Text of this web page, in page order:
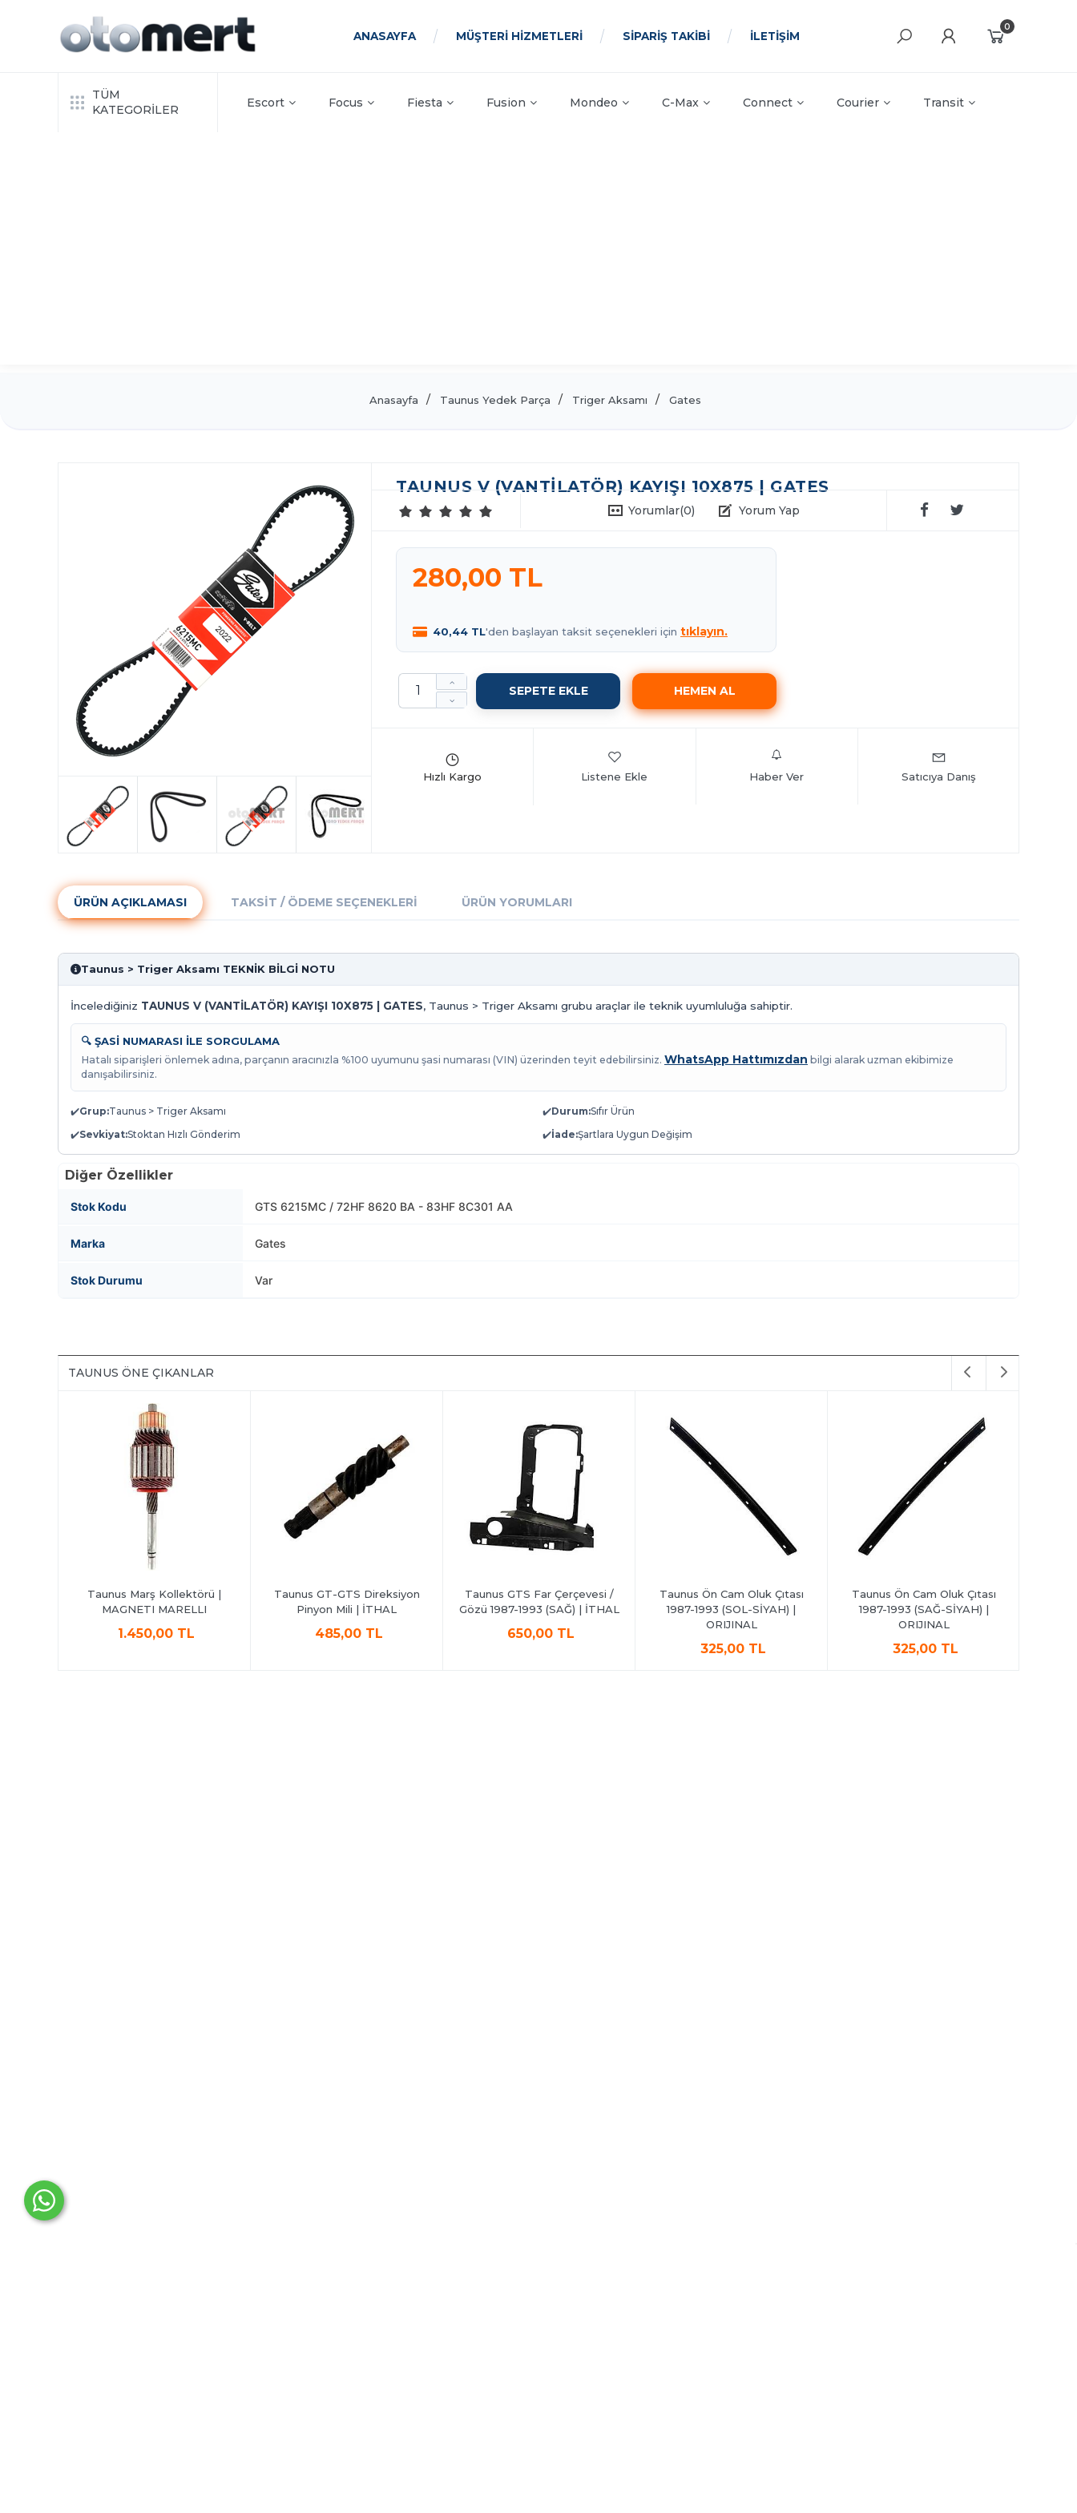
ANASAYFA MÜŞTERİ HİZMETLERİ SİPARİŞ TAKİBİ İLETİŞİM
0
TÜM
KATEGORİLER
Escort Focus Fiesta Fusion Mondeo C-Max Connect Courier Transit
Anasayfa Taunus Yedek Parça Triger Aksamı Gates
TAUNUS V (VANTILATÖR) KAYIŞI 10X875 | GATES
Yorumlar(0) Yorum Yap
280,00 TL
40,44 TL'den başlayan taksit seçenekleri için tıklayın.
Listene Ekle Haber Ver Satıcıya Danış
ÜRÜN AÇIKLAMASI TAKSIT / ÖDEME SEÇENEKLERI ÜRÜN YORUMLARI
Taunus > Triger Aksamı TEKNİK BİLGİ NOTU
İncelediğiniz TAUNUS V (VANTİLATÖR) KAYIŞI 10X875 | GATES, Taunus > Triger Aksamı grubu araçlar ile teknik uyumluluğa sahiptir.
🔍 ŞASİ NUMARASI İLE SORGULAMA
Hatalı siparişleri önlemek adına, parçanın aracınızla %100 uyumunu şasi numarası (VIN) üzerinden teyit edebilirsiniz. WhatsApp Hattımızdan bilgi alarak uzman ekibimize
danışabilirsiniz.
✔️Grup:Taunus > Triger Aksamı ✔️Durum:Sıfır Ürün
✔️Sevkiyat:Stoktan Hızlı Gönderim ✔️İade:Şartlara Uygun Değişim
Diğer Özellikler
Stok Kodu GTS 6215MC / 72HF 8620 BA - 83HF 8C301 AA
Marka Gates
Stok Durumu Var
TAUNUS ÖNE ÇIKANLAR
Taunus Marş Kollektörü |
MAGNETI MARELLI
1.450,00 TL
Taunus GT-GTS Direksiyon
Pinyon Mili | İTHAL
485,00 TL
Taunus GTS Far Çerçevesi /
Gözü 1987-1993 (SAĞ) | İTHAL
650,00 TL
Taunus Ön Cam Oluk Çıtası
1987-1993 (SOL-SİYAH) |
ORIJINAL
325,00 TL
Taunus Ön Cam Oluk Çıtası
1987-1993 (SAĞ-SİYAH) |
ORIJINAL
325,00 TL